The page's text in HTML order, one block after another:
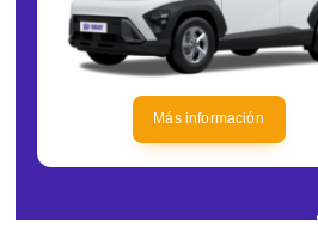
Más información